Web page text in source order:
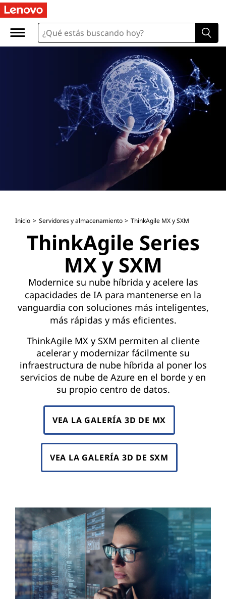
Inicio Servidores y almacenamiento ThinkAgile MX y SXM
ThinkAgile Series
MX y SXM
Modernice su nube híbrida y acelere las
capacidades de IA para mantenerse en la
vanguardia con soluciones más inteligentes,
más rápidas y más eficientes.
ThinkAgile MX y SXM permiten al cliente
acelerar y modernizar fácilmente su
infraestructura de nube híbrida al poner los
servicios de nube de Azure en el borde y en
su propio centro de datos.
VEA LA GALERÍA 3D DE MX
VEA LA GALERÍA 3D DE SXM